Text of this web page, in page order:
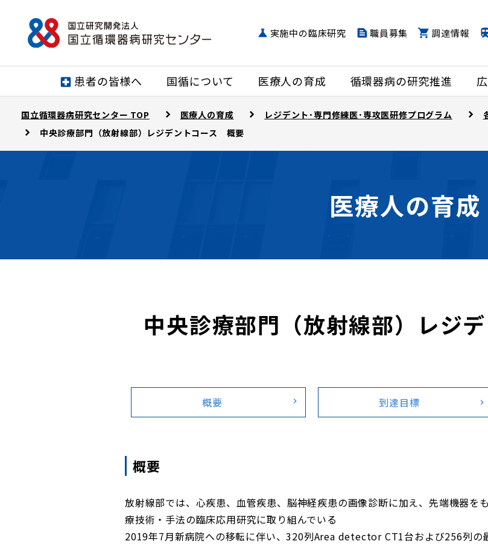
患者の皆様へ 国循について 医療人の育成 循環器病の研究推進
実施中の臨床研究 職員募集 調達情報
国立循環器病研究センター TOP 医療人の育成 レジデント･専門修練医･専攻医研修プログラム
中央診療部門（放射線部）レジデントコース 概要
医療人の育成
中央診療部門（放射線部）レジ
概要 到達目標
概要
放射線部では、心疾患、血管疾患、脳神経疾患の画像診断に加え、先端機器を
療技術・手法の臨床応用研究に取り組んでいる
2019年7月新病院への移転に伴い、320列Area detector CT1台および256列の